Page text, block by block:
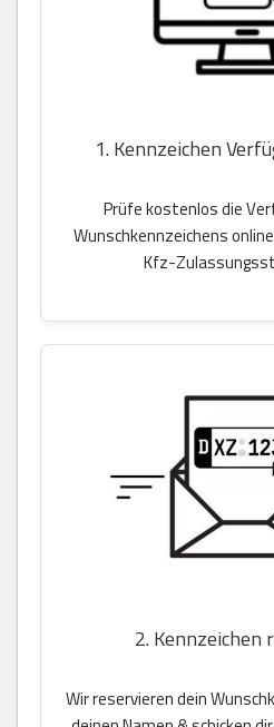
1. Kennzeichen
Prüfe kostenlos die
Wunschkennzeichens
Kfz-
2. Kennzeichen
Wir reservieren dein